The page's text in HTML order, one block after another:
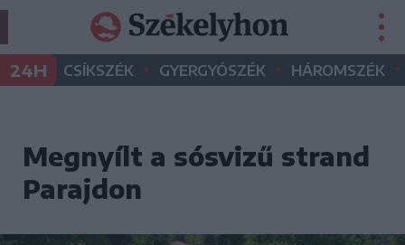
24H CSÍKSZÉK • GYERGYÓSZÉK • HÁROMSZÉK •
Megnyílt a sósvizű strand
Parajdon